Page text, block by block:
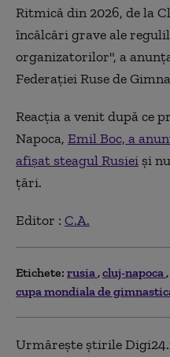
Ritmică din 2026, de la
încălcări grave ale
organizatorilor", a
Federaţiei Ruse de
Reacţia a venit după ce
Napoca, Emil Boc, a
afişat steagul Rusiei şi
ţări.
Editor : C.A.
Etichete: rusia cluj-napoca
cupa mondiala de
Urmărește știrile